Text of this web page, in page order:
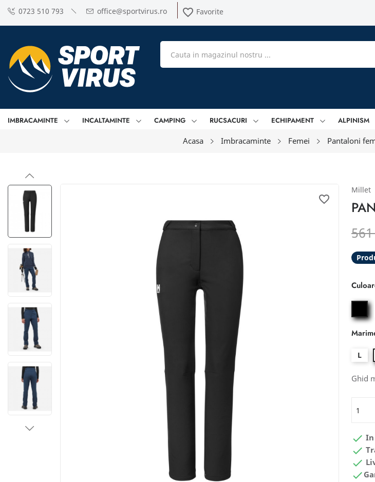
0723 510 793 office@sportvirus.ro favorite_border Favorite
IMBRACAMINTE INCALTAMINTE CAMPING RUCSACURI ECHIPAMENT ALPINISM
Acasa Imbracaminte Femei Pantaloni
favorite_border
Millet
L
Ghid
 In


